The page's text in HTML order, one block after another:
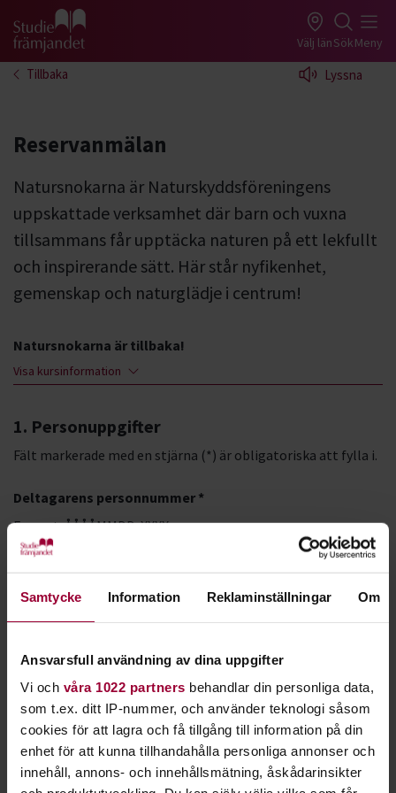
Samtycke Information Reklaminställningar Om
Ansvarsfull användning av dina uppgifter
Vi och våra 1022 partners behandlar din personliga data,
som t.ex. ditt IP-nummer, och använder teknologi såsom
cookies för att lagra och få tillgång till information på din
enhet för att kunna tillhandahålla personliga annonser och
innehåll, annons- och innehållsmätning, åskådarinsikter
Gå till studiefrämjandets startsida Välj länSökMeny
Tillbaka Lyssna
Reservanmälan
Natursnokarna är Naturskyddsföreningens
uppskattade verksamhet där barn och vuxna
tillsammans får upptäcka naturen på ett lekfullt
och inspirerande sätt. Här står nyfikenhet,
gemenskap och naturglädje i centrum!
Natursnokarna är tillbaka!
Visa kursinformation
1. Personuppgifter
Fält markerade med en stjärna (*) är obligatoriska att fylla i.
Deltagarens personnummer *
Format: ÅÅÅÅMMDD-XXXX
LMA-nummer
Förnamn *
Efternamn *